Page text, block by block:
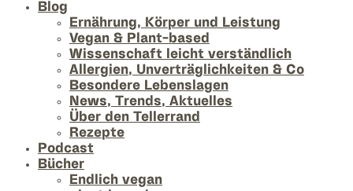
Blog
Ernährung, Körper und Leistung
Vegan & Plant-based
Wissenschaft leicht verständlich
Allergien, Unverträglichkeiten & Co
Besondere Lebenslagen
News, Trends, Aktuelles
Über den Tellerrand
Rezepte
Podcast
Bücher
Endlich vegan